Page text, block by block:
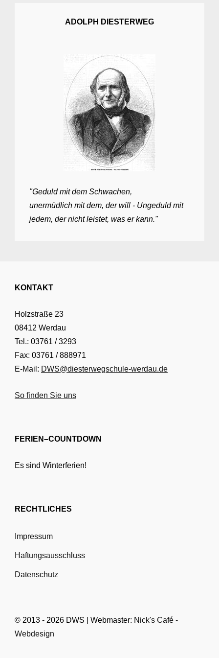
ADOLPH DIESTERWEG
"Geduld mit dem Schwachen,
unermüdlich mit dem, der will - Ungeduld mit
jedem, der nicht leistet, was er kann."
KONTAKT
Holzstraße 23
08412 Werdau
Tel.: 03761 / 3293
Fax: 03761 / 888971
E-Mail: DWS@diesterwegschule-werdau.de
So finden Sie uns
FERIEN–COUNTDOWN
Es sind Winterferien!
RECHTLICHES
Impressum
Haftungsausschluss
Datenschutz
© 2013 - 2026 DWS | Webmaster: Nick's Café -
Webdesign